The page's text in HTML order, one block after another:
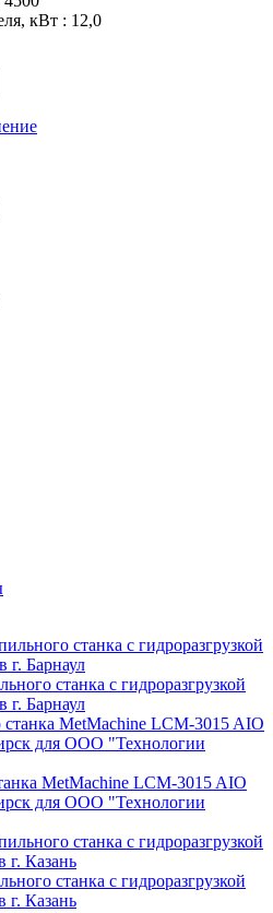
кВт : 12,0
станка c гидроразгрузкой
г. Барнаул
MetMachine LCM-3015 AIO
для ООО "Технологии
станка c гидроразгрузкой
г. Казань